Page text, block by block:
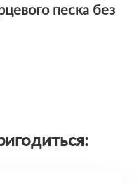
песка без